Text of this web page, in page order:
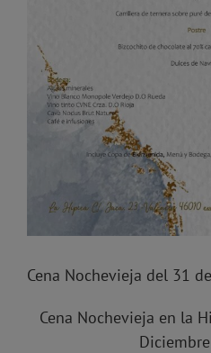
Cena Nochevieja del 31
Cena Nochevieja en la